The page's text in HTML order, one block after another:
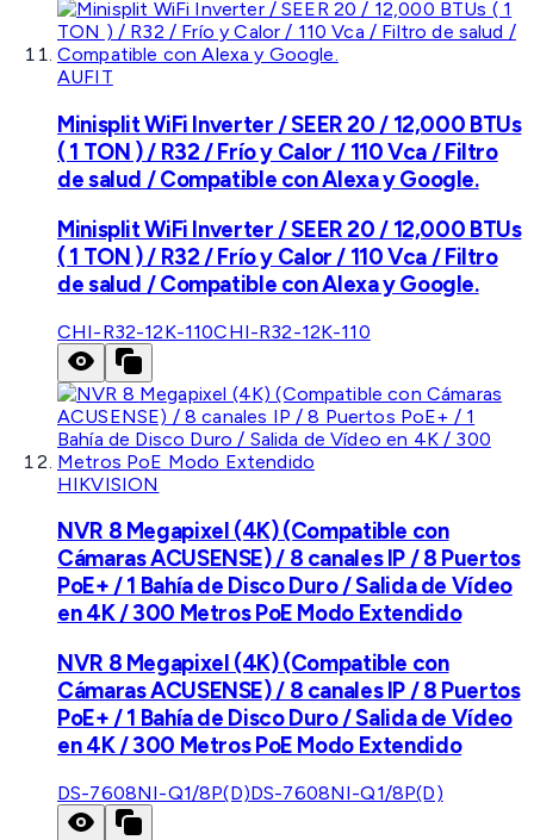
AUFIT
Minisplit WiFi Inverter / SEER 20 / 12,000 BTUs
( 1 TON ) / R32 / Frío y Calor / 110 Vca / Filtro
de salud / Compatible con Alexa y Google.
Minisplit WiFi Inverter / SEER 20 / 12,000 BTUs
( 1 TON ) / R32 / Frío y Calor / 110 Vca / Filtro
de salud / Compatible con Alexa y Google.
CHI-R32-12K-110CHI-R32-12K-110
HIKVISION
NVR 8 Megapixel (4K) (Compatible con
Cámaras ACUSENSE) / 8 canales IP / 8 Puertos
PoE+ / 1 Bahía de Disco Duro / Salida de Vídeo
en 4K / 300 Metros PoE Modo Extendido
NVR 8 Megapixel (4K) (Compatible con
Cámaras ACUSENSE) / 8 canales IP / 8 Puertos
PoE+ / 1 Bahía de Disco Duro / Salida de Vídeo
en 4K / 300 Metros PoE Modo Extendido
DS-7608NI-Q1/8P(D)DS-7608NI-Q1/8P(D)